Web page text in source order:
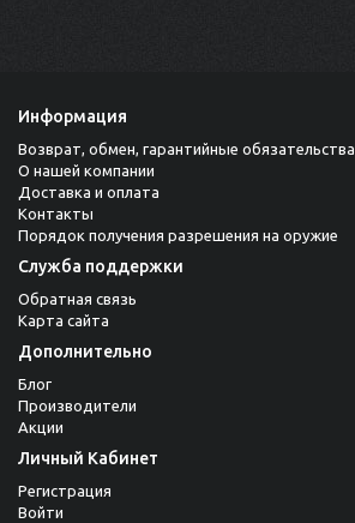
Информация
Возврат, обмен, гарантийные обязательства
О нашей компании
Доставка и оплата
Контакты
Порядок получения разрешения на оружие
Служба поддержки
Обратная связь
Карта сайта
Дополнительно
Блог
Производители
Акции
Личный Кабинет
Регистрация
Войти